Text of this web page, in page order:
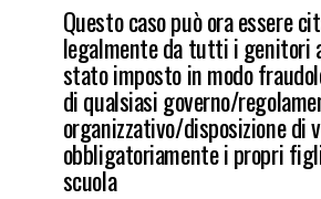
Questo caso può ora essere
legalmente da tutti i genitori
stato imposto in modo
di qualsiasi governo/
organizzativo/disposizione di
obbligatoriamente i propri
scuola